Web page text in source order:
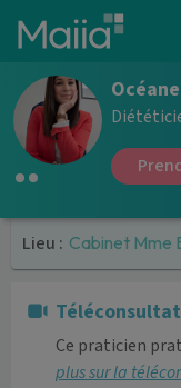
Aller au contenu
Lieu : Cabinet Mme
Ce praticien
plus sur la